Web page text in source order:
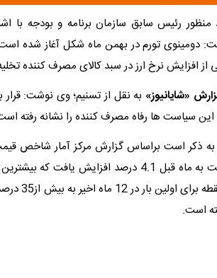
منظور رئیس سابق سازمان برنامه و بودجه
دومینوی تورم در بهمن ماه شکل آغاز شده
از افزایش نرخ ارز در سبد کالای مصرف کننده
«شایانیوز» به نقل از تسنیم؛ وی نوشت:
سیاست ها رفاه مصرف کننده را نشانه رفته
است.